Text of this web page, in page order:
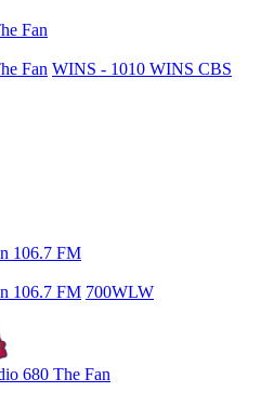
Fan
Fan WINS - 1010 WINS CBS
106.7 FM
106.7 FM 700WLW
680 The Fan